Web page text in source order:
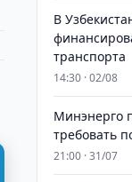
В
транспорта
14:30 · 02/08
Минэнерго
требовать
21:00 · 31/07